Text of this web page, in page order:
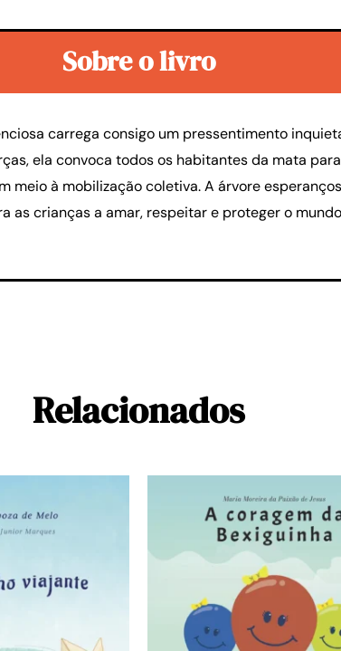
Sobre o livro
carrega consigo um pressentimento
ela convoca todos os habitantes da mata
meio à mobilização coletiva. A árvore
as crianças a amar, respeitar e proteger o
Relacionados